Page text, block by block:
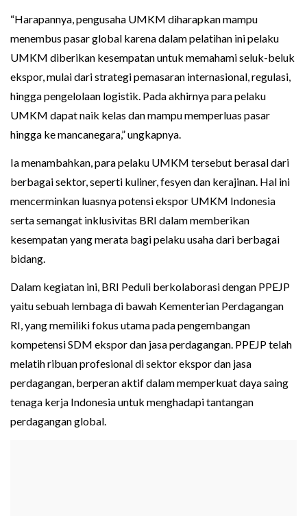
“Harapannya, pengusaha UMKM diharapkan mampu
menembus pasar global karena dalam pelatihan ini pelaku
UMKM diberikan kesempatan untuk memahami seluk-beluk
ekspor, mulai dari strategi pemasaran internasional, regulasi,
hingga pengelolaan logistik. Pada akhirnya para pelaku
UMKM dapat naik kelas dan mampu memperluas pasar
hingga ke mancanegara,” ungkapnya.
Ia menambahkan, para pelaku UMKM tersebut berasal dari
berbagai sektor, seperti kuliner, fesyen dan kerajinan. Hal ini
mencerminkan luasnya potensi ekspor UMKM Indonesia
serta semangat inklusivitas BRI dalam memberikan
kesempatan yang merata bagi pelaku usaha dari berbagai
bidang.
Dalam kegiatan ini, BRI Peduli berkolaborasi dengan PPEJP
yaitu sebuah lembaga di bawah Kementerian Perdagangan
RI, yang memiliki fokus utama pada pengembangan
kompetensi SDM ekspor dan jasa perdagangan. PPEJP telah
melatih ribuan profesional di sektor ekspor dan jasa
perdagangan, berperan aktif dalam memperkuat daya saing
tenaga kerja Indonesia untuk menghadapi tantangan
perdagangan global.